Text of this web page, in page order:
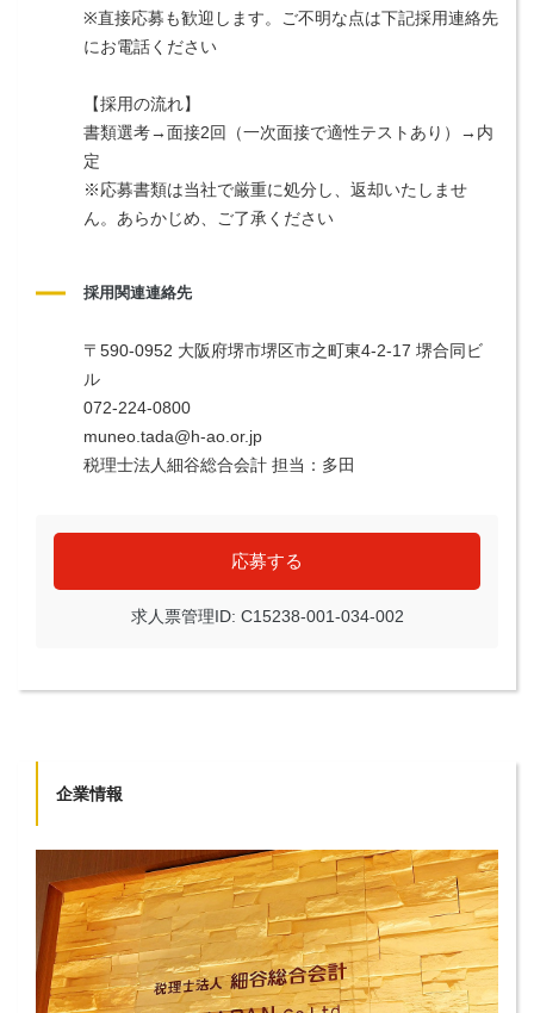
※直接応募も歓迎します。ご不明な点は下記採用連絡先
にお電話ください
【採用の流れ】
書類選考→面接2回（一次面接で適性テストあり）→内
定
※応募書類は当社で厳重に処分し、返却いたしませ
ん。あらかじめ、ご了承ください
採用関連連絡先
〒590-0952 大阪府堺市堺区市之町東4-2-17 堺合同ビ
ル
072-224-0800
muneo.tada@h-ao.or.jp
税理士法人細谷総合会計 担当：多田
応募する
求人票管理ID: C15238-001-034-002
企業情報